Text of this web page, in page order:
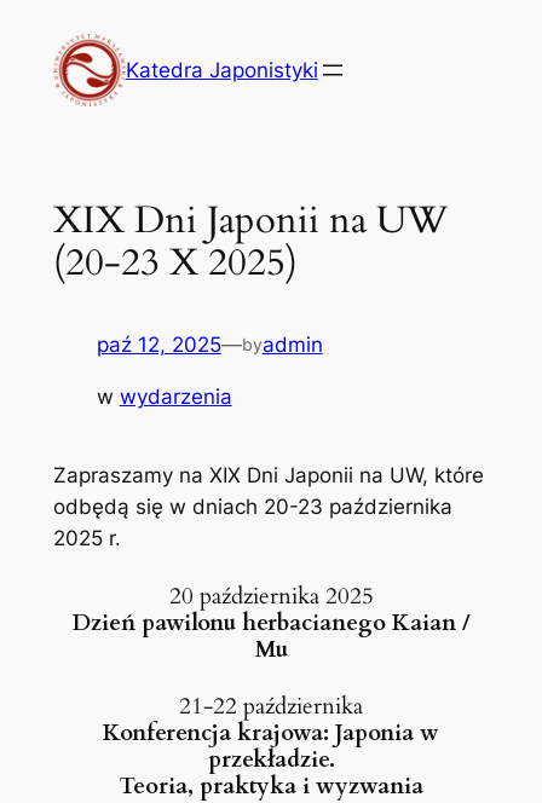
treści
Katedra Japonistyki
XIX Dni Japonii na UW
(20-23 X 2025)
paź 12, 2025—byadmin
w wydarzenia
Zapraszamy na XIX Dni Japonii na UW, które
odbędą się w dniach 20-23 października
2025 r.
20 października 2025
Dzień pawilonu herbacianego Kaian /
Mu
21-22 października
Konferencja krajowa: Japonia w
przekładzie.
Teoria, praktyka i wyzwania